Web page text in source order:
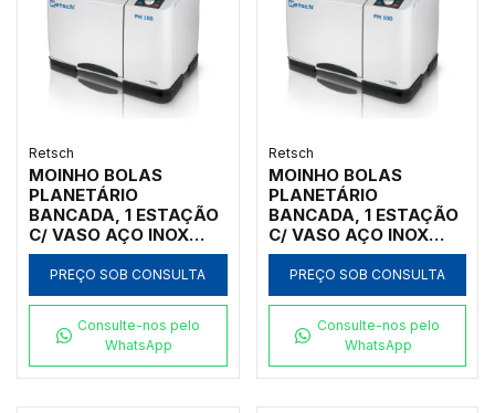
Retsch
MOINHO BOLAS
PLANETÁRIO
BANCADA, 1 ESTAÇÃO
C/ VASO AÇO INOX
125ML, INICIAL
<100MM, FINAL <1UM
PREÇO SOB CONSULTA
Consulte-nos pelo
WhatsApp
Retsch
MOINHO BOLAS
PLANETÁRIO
BANCADA, 1 ESTAÇÃO
C/ VASO AÇO INOX
12ML, INICIAL <100MM,
FINAL <1UM
PREÇO SOB CONSULTA
Consulte-nos pelo
WhatsApp